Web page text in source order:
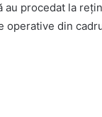
procedat la
operative din